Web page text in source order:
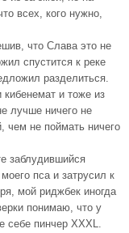
всех, кого нужно,
что Слава это не
спустится к реке
разделиться.
и тоже из
лучше ничего не
чем не поймать ничего
заблудившийся
пса и затрусил к
мой риджбек иногда
понимаю, что у
себе пинчер XXXL.